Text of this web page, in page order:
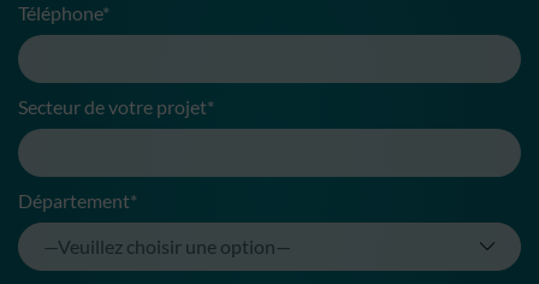
Téléphone*
Secteur de votre projet*
Département*